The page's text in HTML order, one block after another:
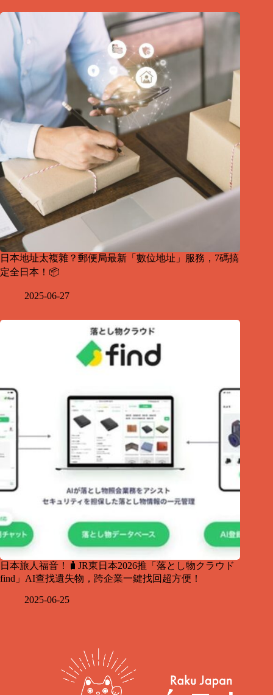
日本地址太複雜？郵便局最新「數位地址」服務，7碼搞
定全日本！📦
2025-06-27
日本旅人福音！🧳JR東日本2026推「落とし物クラウド
find」AI查找遺失物，跨企業一鍵找回超方便！
2025-06-25